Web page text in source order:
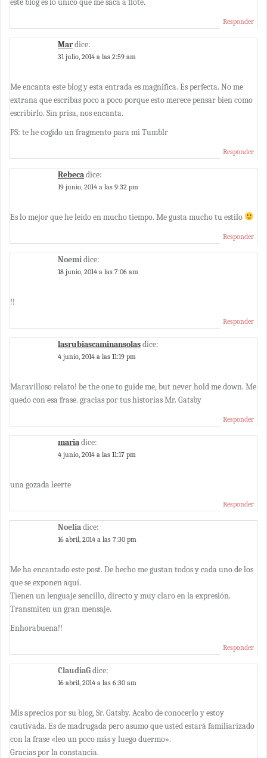
este blog es lo unico que me saca a flote.
Responder
Mardice:
31 julio, 2014 a las 2:59 am
Me encanta este blog y esta entrada es magnifica. Es perfecta. No me
extrana que escribas poco a poco porque esto merece pensar bien como
escribirlo. Sin prisa, nos encanta.
PS: te he cogido un fragmento para mi Tumblr
Responder
Rebecadice:
19 junio, 2014 a las 9:32 pm
Es lo mejor que he leído en mucho tiempo. Me gusta mucho tu estilo
Responder
Noemidice:
18 junio, 2014 a las 7:06 am
!!
Responder
lasrubiascaminansolasdice:
4 junio, 2014 a las 11:19 pm
Maravilloso relato! be the one to guide me, but never hold me down. Me
quedo con esa frase. gracias por tus historias Mr. Gatsby
Responder
mariadice:
4 junio, 2014 a las 11:17 pm
una gozada leerte
Responder
Noeliadice:
16 abril, 2014 a las 7:30 pm
Me ha encantado este post. De hecho me gustan todos y cada uno de los
que se exponen aquí.
Tienen un lenguaje sencillo, directo y muy claro en la expresión.
Transmiten un gran mensaje.
Enhorabuena!!
Responder
ClaudiaGdice:
16 abril, 2014 a las 6:30 am
Mis aprecios por su blog, Sr. Gatsby. Acabo de conocerlo y estoy
cautivada. Es de madrugada pero asumo que usted estará familiarizado
con la frase «leo un poco más y luego duermo».
Gracias por la constancia.